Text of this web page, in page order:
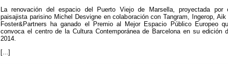
La renovación del espacio del Puerto Viejo de Marsella,proyectada por
paisajista parisino Michel Desvigne en colaboración con Tangram
Ingerop ,Aik
Foster& Partners ha ganado el Premio al Mejor Espacio Público Europeo
convoca el centro de la Cultura Contemporánea de Barcelona en su edición
2014.
[...]